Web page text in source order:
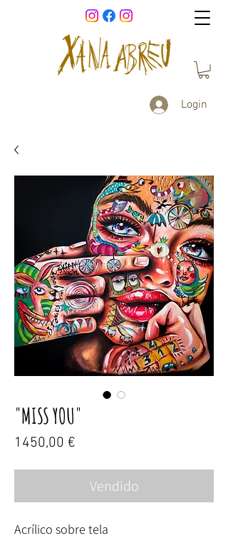
Login
"MISS YOU"
1450,00 €
Vendido
Acrílico sobre tela